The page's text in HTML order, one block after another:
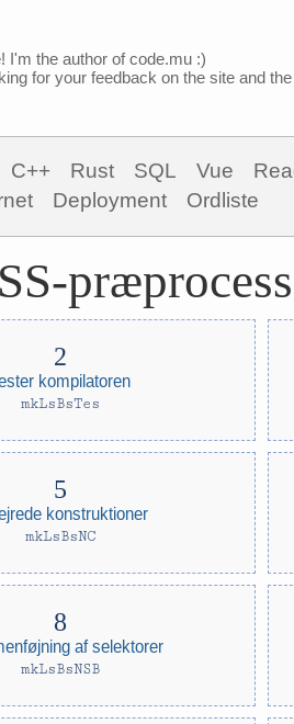
I'm the author of code.mu :)
for your feedback on the site and
C++ Rust SQL Vue
Deployment Ordliste
kompilatoren
mkLsBsTes
konstruktioner
mkLsBsNC
af selektorer
mkLsBsNSB